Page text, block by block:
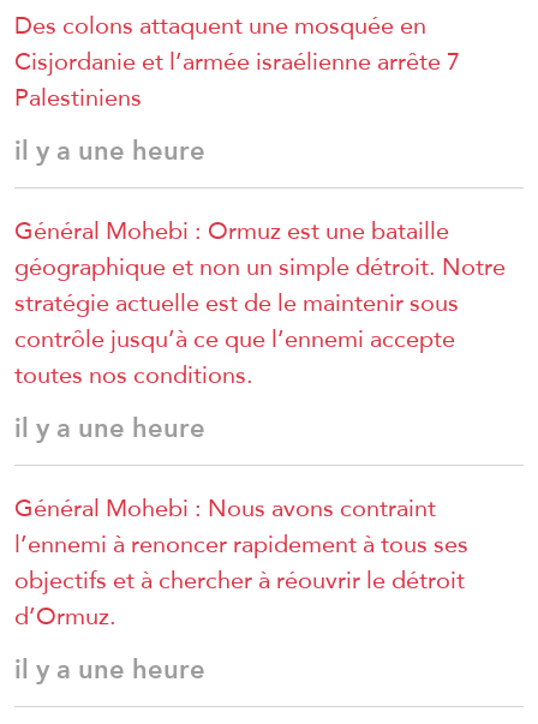
Des colons attaquent une mosquée en
Cisjordanie et l’armée israélienne arrête 7
Palestiniens
il y a une heure
Général Mohebi : Ormuz est une bataille
géographique et non un simple détroit. Notre
stratégie actuelle est de le maintenir sous
contrôle jusqu’à ce que l’ennemi accepte
toutes nos conditions.
il y a une heure
Général Mohebi : Nous avons contraint
l’ennemi à renoncer rapidement à tous ses
objectifs et à chercher à réouvrir le détroit
d’Ormuz.
il y a une heure